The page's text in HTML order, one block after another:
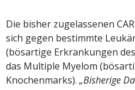
Die bisher zugelassenen
sich gegen bestimmte
(bösartige Erkrankungen
das Multiple Myelom
Knochenmarks). „Bisherige